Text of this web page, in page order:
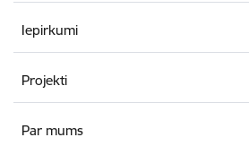
Iepirkumi
Projekti
Par mums